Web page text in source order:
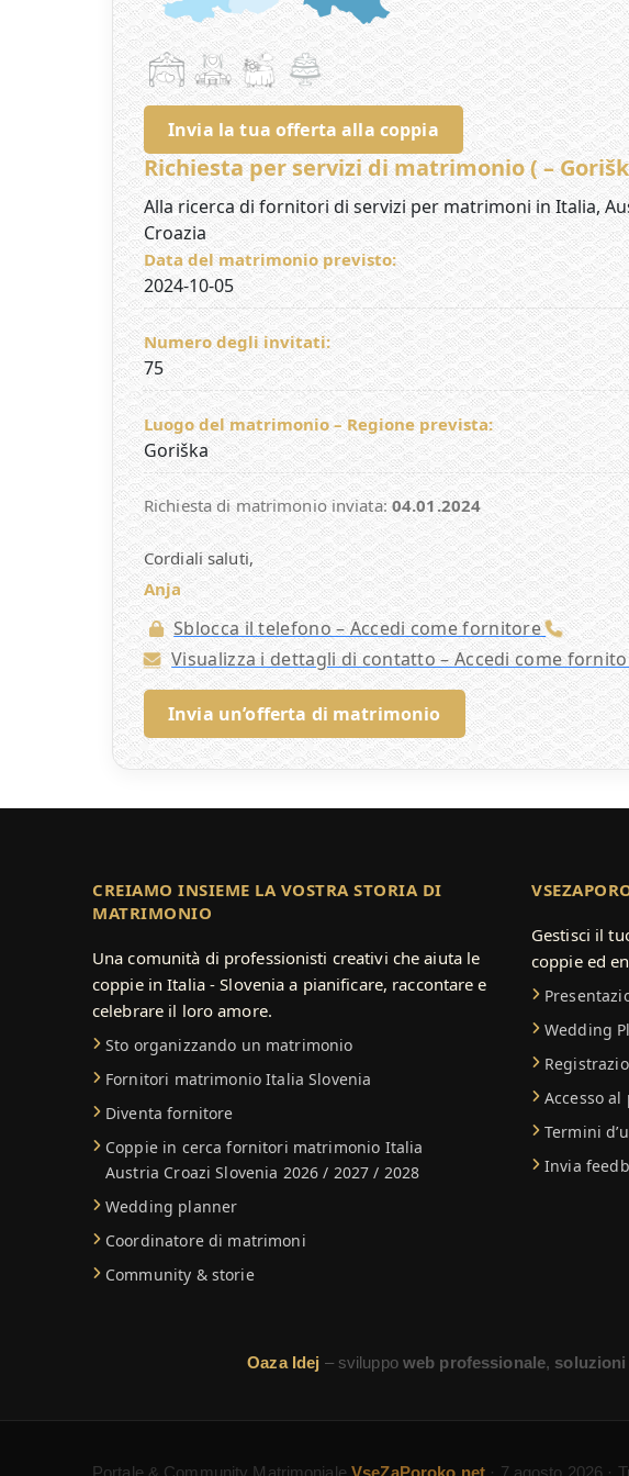
Invia la tua offerta alla coppia
Richiesta per servizi di matrimonio ( –
Alla ricerca di fornitori di servizi per matrimoni in Italia,
Croazia
Data del matrimonio previsto:
2024-10-05
Numero degli invitati:
75
Luogo del matrimonio – Regione prevista:
Goriška
Richiesta di matrimonio inviata:04.01.2024
Cordiali saluti,
Anja
Sblocca il telefono – Accedi come fornitore
Visualizza i dettagli di contatto – Accedi come
Invia un’offerta di matrimonio
CREIAMO INSIEME LA VOSTRA STORIA DI
MATRIMONIO
Una comunità di professionisti creativi che aiuta le
coppie in Italia - Slovenia a pianificare, raccontare e
celebrare il loro amore.
Sto organizzando un matrimonio
Fornitori matrimonio Italia Slovenia
Diventa fornitore
Coppie in cerca fornitori matrimonio Italia
Austria Croazi Slovenia 2026 / 2027 / 2028
Wedding planner
Coordinatore di matrimoni
Community & storie
Gestisci il
coppie ed
Wedding
Accesso
Termini
Invia
Oaza Idej – sviluppo web professionale, soluzioni
Portale & Community Matrimoniale VseZaPoroko.net · 7 agosto 2026 ·